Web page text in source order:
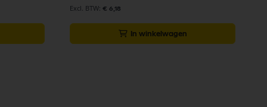
€ 6,18
In winkelwagen